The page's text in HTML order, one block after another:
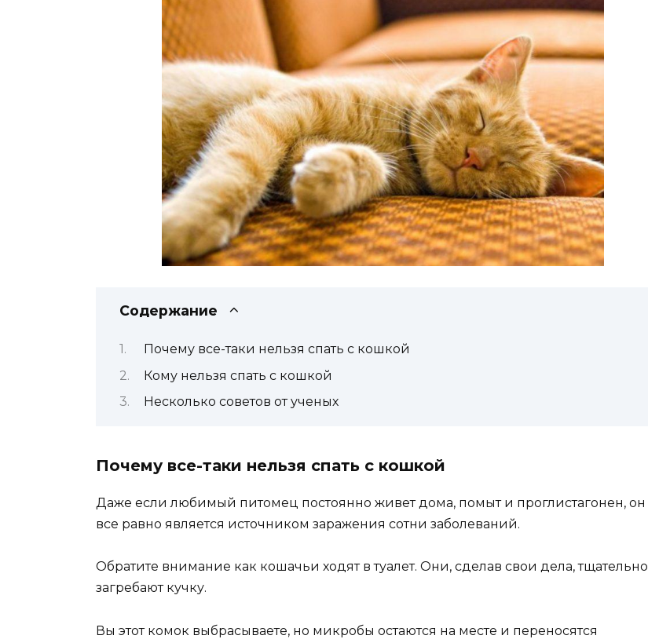
Содержание
Почему все-таки нельзя спать с кошкой
Кому нельзя спать с кошкой
Несколько советов от ученых
Почему все-таки нельзя спать с кошкой
Даже если любимый питомец постоянно живет дома, помыт и проглистагонен, он
все равно является источником заражения сотни заболеваний.
Обратите внимание как кошачьи ходят в туалет. Они, сделав свои дела, тщательно
загребают кучку.
Вы этот комок выбрасываете, но микробы остаются на месте и переносятся